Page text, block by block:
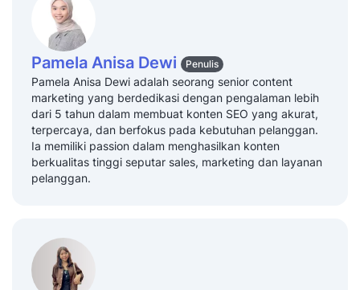
Pamela Anisa Dewi Penulis
Pamela Anisa Dewi adalah seorang senior content
marketing yang berdedikasi dengan pengalaman lebih
dari 5 tahun dalam membuat konten SEO yang akurat,
terpercaya, dan berfokus pada kebutuhan pelanggan.
Ia memiliki passion dalam menghasilkan konten
berkualitas tinggi seputar sales, marketing dan layanan
pelanggan.